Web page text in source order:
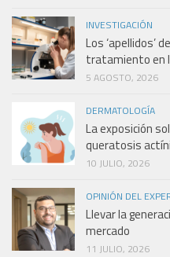
INVESTIGACIÓN
Los ‘apellidos’
tratamiento en
5 AGOSTO, 2026
DERMATOLOGÍA
La exposición
queratosis
10 JULIO, 2026
OPINIÓN DEL
Llevar la
mercado
11 JULIO, 2026